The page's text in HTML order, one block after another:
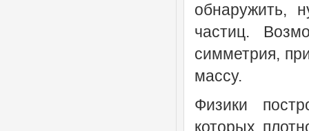
обнаружить,
частиц.
симметрия,
массу.
Физики
которых